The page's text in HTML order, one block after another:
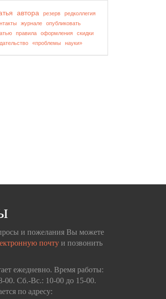
автора резерв
редколлегия
журнале
опубликовать
правила оформления
скидки
«проблемы науки»
и пожелания Вы можете
почту и позвонить
ежедневно. Время работы:
00. Сб.-Вс.: 10-00 до 15-00.
по адресу: